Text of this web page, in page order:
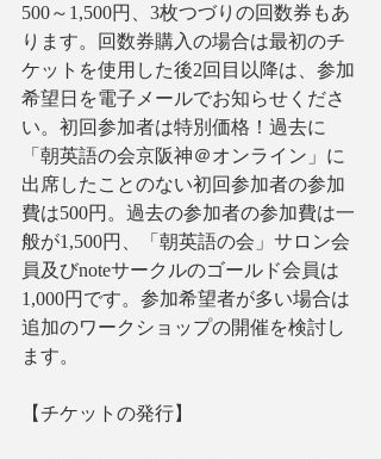
500～1,500円、3枚つづりの回数券もあ
ります。回数券購入の場合は最初のチ
ケットを使用した後2回目以降は、参加
希望日を電子メールでお知らせくださ
い。初回参加者は特別価格！過去に
「朝英語の会京阪神＠オンライン」に
出席したことのない初回参加者の参加
費は500円。過去の参加者の参加費は一
般が1,500円、「朝英語の会」サロン会
員及びnoteサークルのゴールド会員は
1,000円です。参加希望者が多い場合は
追加のワークショップの開催を検討し
ます。
【チケットの発行】